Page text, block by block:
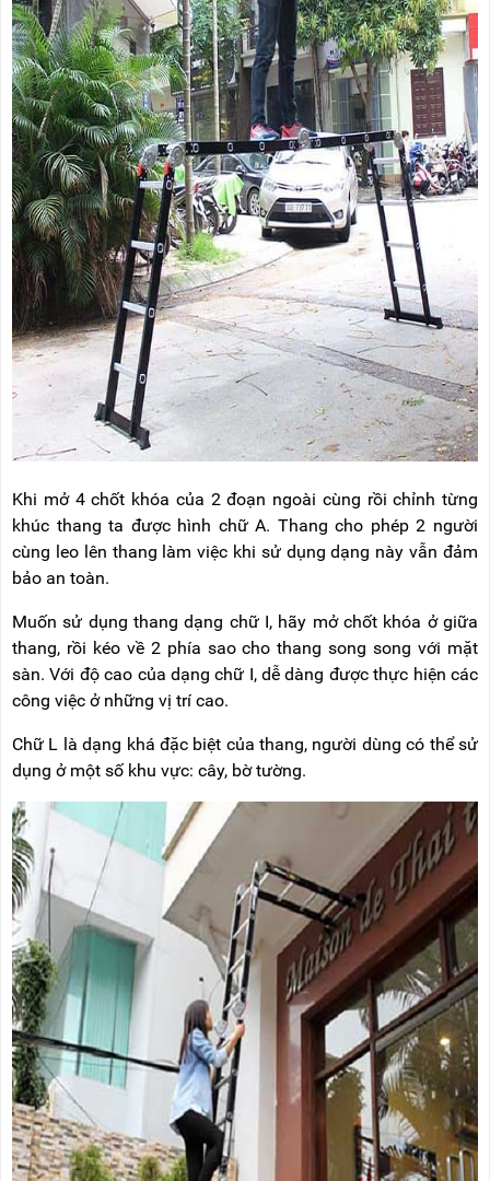
Khi mở 4 chốt khóa của 2 đoạn ngoài cùng rồi chỉnh từng
khúc thang ta được hình chữ A. Thang cho phép 2 người
cùng leo lên thang làm việc khi sử dụng dạng này vẫn đảm
bảo an toàn.
Muốn sử dụng thang dạng chữ I, hãy mở chốt khóa ở giữa
thang, rồi kéo về 2 phía sao cho thang song song với mặt
sàn. Với độ cao của dạng chữ I, dễ dàng được thực hiện các
công việc ở những vị trí cao.
Chữ L là dạng khá đặc biệt của thang, người dùng có thể sử
dụng ở một số khu vực: cây, bờ tường.